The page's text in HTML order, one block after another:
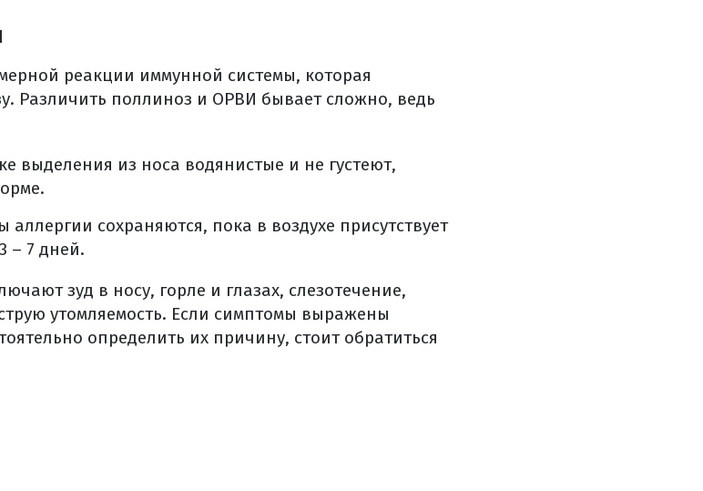
реакции иммунной системы, которая
Различить поллиноз и ОРВИ бывает сложно, ведь
выделения из носа водянистые и не густеют,
сохраняются, пока в воздухе присутствует
– 7 дней.
зуд в носу, горле и глазах, слезотечение,
утомляемость. Если симптомы выражены
определить их причину, стоит обратиться